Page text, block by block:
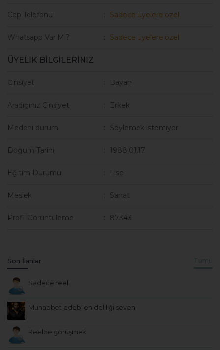
Cep Telefonu Sadece üyelere özel
Whatsapp Var Mı? Sadece üyelere özel
ÜYELİK BİLGİLERİNİZ
Cinsiyet Bayan
Aradığınız Cinsiyet Erkek
Medeni durum Söylemek istemiyor
Doğum Tarihi 1988.01.17
Eğitim Durumu Lise
Meslek Sanat
Profil Görüntüleme 87343
Son İlanlar
Sadece reel
Muhabbet edebilen deliliği seven
Reelde görüşmek